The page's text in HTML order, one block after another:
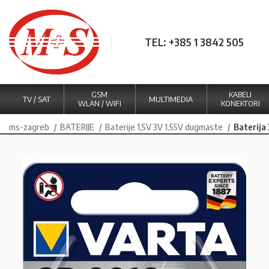
TEL: +385 1 3842 505
TV / SAT
GSM
WLAN / WIFI
MULTIMEDIA
KABELI
KONEKTORI
ms-zagreb BATERIJE Baterije 1,5V 3V 1,55V dugmaste Baterija